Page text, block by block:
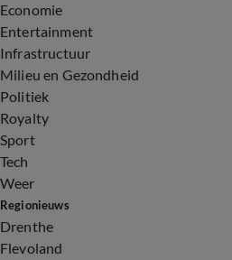
Economie
Entertainment
Infrastructuur
Milieu en Gezondheid
Politiek
Royalty
Sport
Tech
Weer
Regionieuws
Drenthe
Flevoland